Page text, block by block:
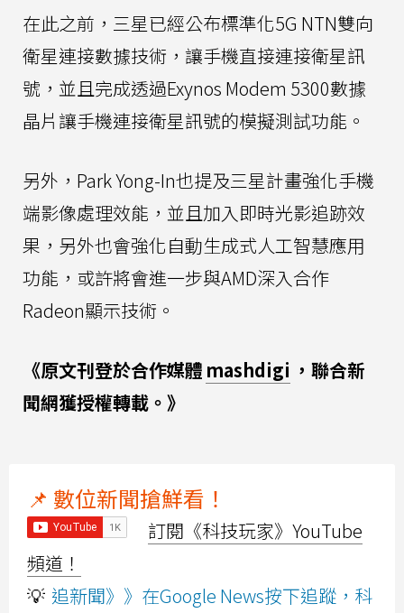
在此之前，三星已經公布標準化5G NTN雙向
衛星連接數據技術，讓手機直接連接衛星訊
號，並且完成透過Exynos Modem 5300數據
晶片讓手機連接衛星訊號的模擬測試功能。
另外，Park Yong-In也提及三星計畫強化手機
端影像處理效能，並且加入即時光影追跡效
果，另外也會強化自動生成式人工智慧應用
功能，或許將會進一步與AMD深入合作
Radeon顯示技術。
《原文刊登於合作媒體 mashdigi ，聯合新
聞網獲授權轉載。》
📌 數位新聞搶鮮看！
訂閱《科技玩家》YouTube
頻道！
💡 追新聞》》在Google News按下追蹤，科